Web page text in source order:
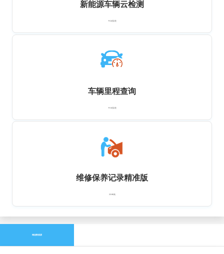
新能源车辆云检测
￥24元/次
车辆里程查询
￥16元/次
维修保养记录精准版
22.00元
精选数据源